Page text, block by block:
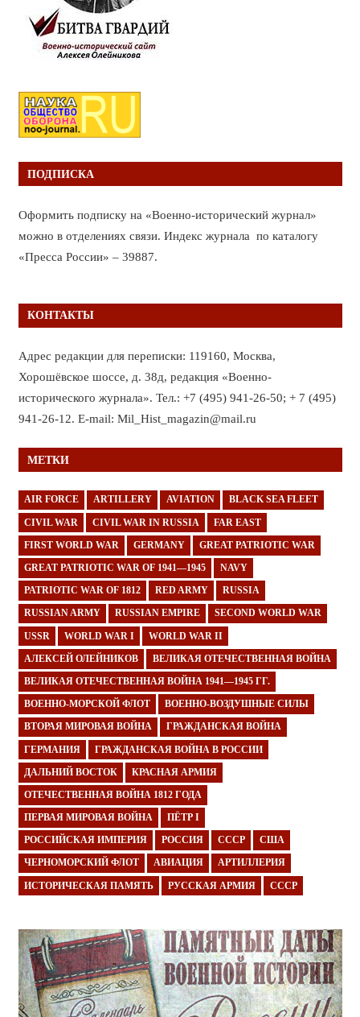
ПОДПИСКА
Оформить подписку на «Военно-исторический журнал»
можно в отделениях связи. Индекс журнала по каталогу
«Пресса России» – 39887.
КОНТАКТЫ
Адрес редакции для переписки: 119160, Москва,
Хорошёвское шоссе, д. 38д, редакция «Военно-
исторического журнала». Тел.: +7 (495) 941-26-50; + 7 (495)
941-26-12. E-mail: Mil_Hist_magazin@mail.ru
МЕТКИ
AIR FORCE ARTILLERY AVIATION BLACK SEA FLEET
CIVIL WAR CIVIL WAR IN RUSSIA FAR EAST
FIRST WORLD WAR GERMANY GREAT PATRIOTIC WAR
GREAT PATRIOTIC WAR OF 1941—1945 NAVY
PATRIOTIC WAR OF 1812 RED ARMY RUSSIA
RUSSIAN ARMY RUSSIAN EMPIRE SECOND WORLD WAR
USSR WORLD WAR I WORLD WAR II
АЛЕКСЕЙ ОЛЕЙНИКОВ ВЕЛИКАЯ ОТЕЧЕСТВЕННАЯ ВОЙНА
ВЕЛИКАЯ ОТЕЧЕСТВЕННАЯ ВОЙНА 1941—1945 ГГ.
ВОЕННО-МОРСКОЙ ФЛОТ ВОЕННО-ВОЗДУШНЫЕ СИЛЫ
ВТОРАЯ МИРОВАЯ ВОЙНА ГРАЖДАНСКАЯ ВОЙНА
ГЕРМАНИЯ ГРАЖДАНСКАЯ ВОЙНА В РОССИИ
ДАЛЬНИЙ ВОСТОК КРАСНАЯ АРМИЯ
ОТЕЧЕСТВЕННАЯ ВОЙНА 1812 ГОДА
ПЕРВАЯ МИРОВАЯ ВОЙНА ПЁТР I
РОССИЙСКАЯ ИМПЕРИЯ РОССИЯ СССР США
ЧЕРНОМОРСКИЙ ФЛОТ АВИАЦИЯ АРТИЛЛЕРИЯ
ИСТОРИЧЕСКАЯ ПАМЯТЬ РУССКАЯ АРМИЯ СССР